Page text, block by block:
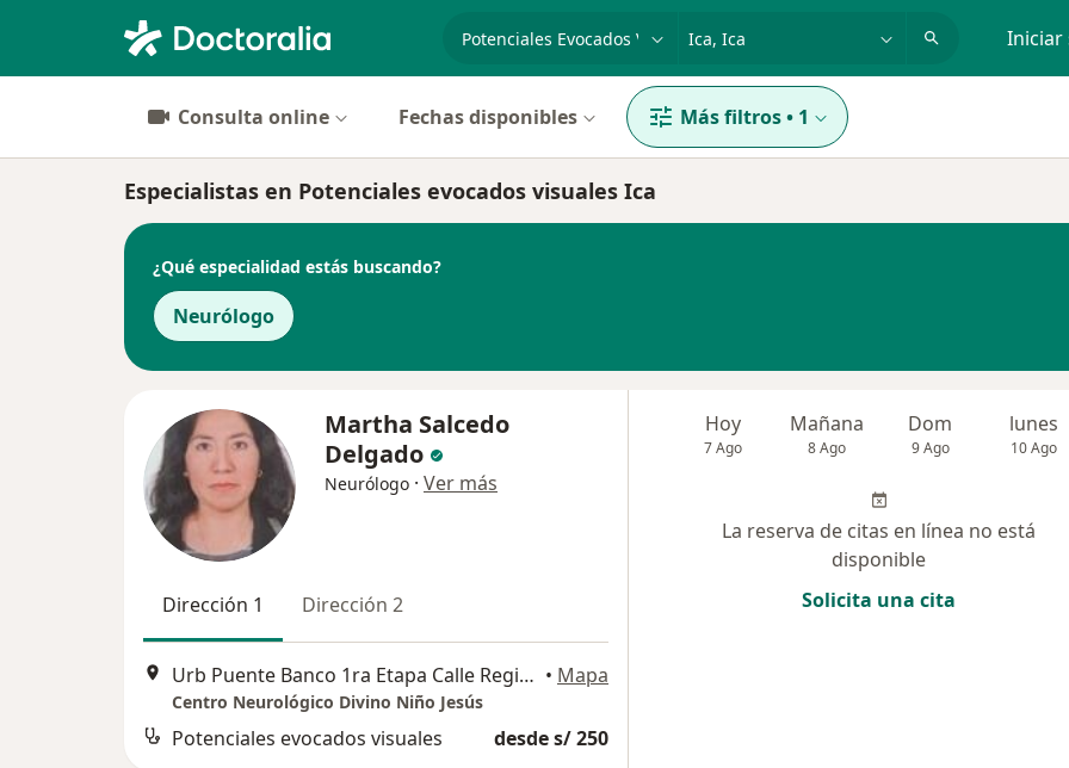
Iniciar
Consulta online Fechas disponibles Más filtros• 1
Especialistas en Potenciales evocados visuales Ica
¿Qué especialidad estás buscando?
Neurólogo
Martha Salcedo
Delgado
Neurólogo · Ver más
Dirección 1 Dirección 2
Urb Puente Banco 1ra Etapa Calle Regional I-15, Ica • Mapa
Centro Neurológico Divino Niño Jesús
Potenciales evocados visuales desde s/ 250
Hoy
7 Ago
Mañana
8 Ago
Dom
9 Ago
lunes
10 Ago
La reserva de citas en línea no está
disponible
Solicita una cita